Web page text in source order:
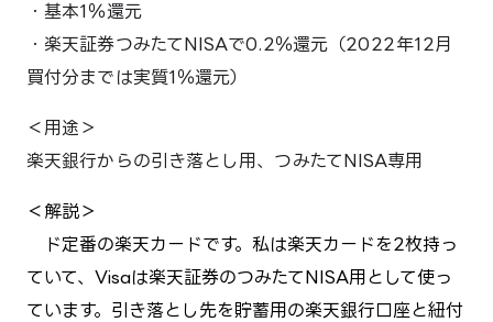
・基本1％還元
・楽天証券つみたてNISAで0.2％還元（2022年12月
買付分までは実質1％還元）
楽天銀行からの引き落とし用、 つみたてNISA専用
＜解説＞
ド定番の楽天カードです。私は楽天カードを2枚持っ
ていて、Visaは楽天証券のつみたてNISA用として使っ
ています。引き落とし先を貯蓄用の楽天銀行口座と紐付